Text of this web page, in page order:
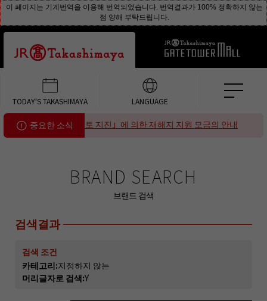
이 페이지는 기계번역을 이용해 번역되었습니다. 번역결과가 100% 정확하지 않는
점 양해 부탁드립니다.
TODAY'S TAKASHIMAYA LANGUAGE
중요한 소식
「2026년 구마모토 지진」에 의한 재해지 지원 모금의 안내
BRAND SEARCH
브랜드 검색
검색결과
검색 조건
카테고리:지정하지 않는
머리글자로 검색:Y